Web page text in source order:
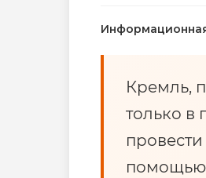
Кремль,
только в
помощью